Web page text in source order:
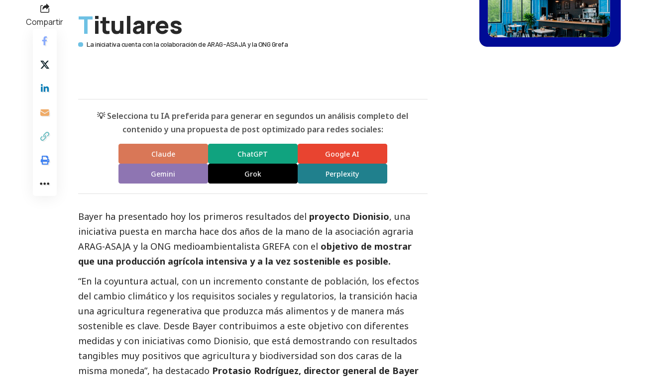
Compartir Titulares
La iniciativa cuenta con la colaboración de ARAG-ASAJA y la ONG Grefa
💡 Selecciona tu IA preferida para generar en segundos un análisis completo del
contenido y una propuesta de post optimizado para redes sociales:
Claude ChatGPT Google AI
Gemini Grok Perplexity
Bayer ha presentado hoy los primeros resultados del proyecto Dionisio, una
iniciativa puesta en marcha hace dos años de la mano de la asociación agraria
ARAG-ASAJA y la ONG medioambientalista GREFA con el objetivo de mostrar
que una producción agrícola intensiva y a la vez sostenible es posible.
“En la coyuntura actual, con un incremento constante de población, los efectos
del cambio climático y los requisitos sociales y regulatorios, la transición hacia
una agricultura regenerativa que produzca más alimentos y de manera más
sostenible es clave. Desde Bayer contribuimos a este objetivo con diferentes
medidas y con iniciativas como Dionisio, que está demostrando con resultados
tangibles muy positivos que agricultura y biodiversidad son dos caras de la
misma moneda”, ha destacado Protasio Rodríguez, director general de Bayer